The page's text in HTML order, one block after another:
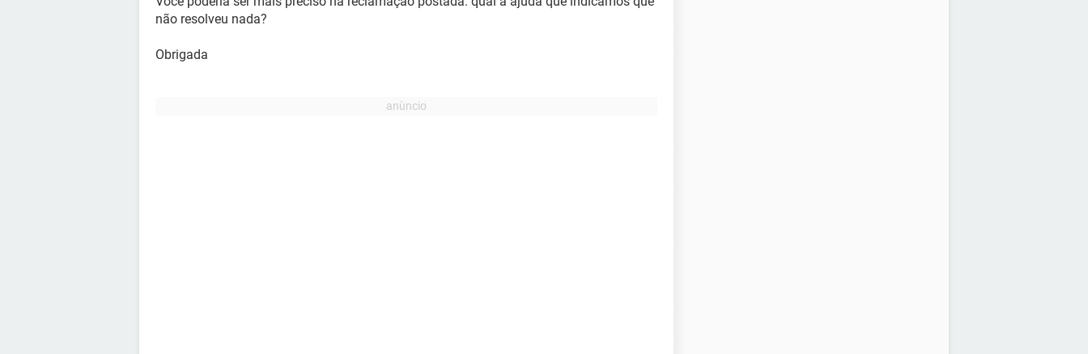
não resolveu nada?
Obrigada